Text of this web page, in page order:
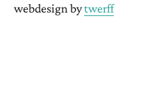
webdesign bytwerff